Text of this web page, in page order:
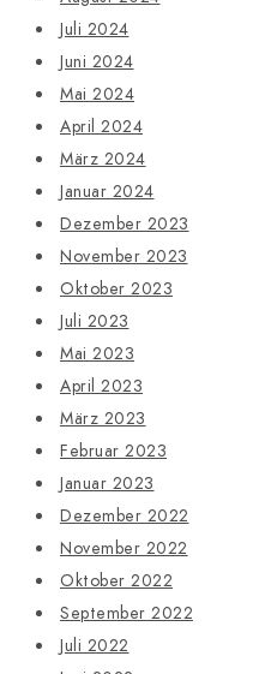
Juli 2024
Juni 2024
Mai 2024
April 2024
März 2024
Januar 2024
Dezember 2023
November 2023
Oktober 2023
Juli 2023
Mai 2023
April 2023
März 2023
Februar 2023
Januar 2023
Dezember 2022
November 2022
Oktober 2022
September 2022
Juli 2022